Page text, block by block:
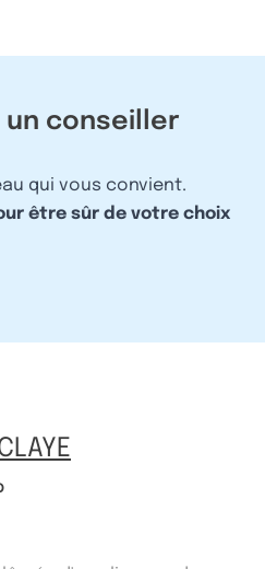
un conseiller
qui vous convient.
être sûr de votre choix